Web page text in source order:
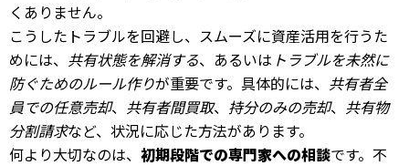
くありません。
こうしたトラブルを回避し、スムーズに資産活用を行うた
めには、 共有状態を解消する、あるいは トラブルを未然に
防ぐためのルール作りが重要です。具体的には、 共有者全
員での任意売却、 共有者間買取、 持分のみの売却、 共有物
分割請求など、状況に応じた方法があります。
何より大切なのは、 初期段階での専門家への相談です。不